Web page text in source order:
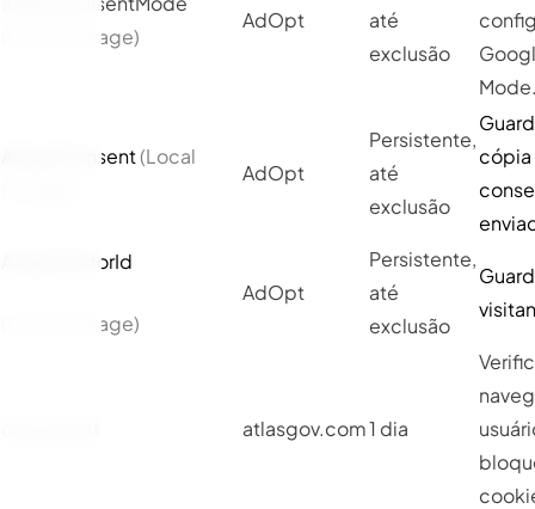
(Local Storage)
AdOpt
até
exclusão
AdoptConsent(Local
AdOpt
Persistente,
até
exclusão
AdoptVisitorId
(Local Storage)
AdOpt
Persistente,
até
exclusão
atlasgov.com1 dia